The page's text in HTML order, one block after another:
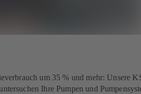
um 35 % und mehr: Unsere
Ihre Pumpen und